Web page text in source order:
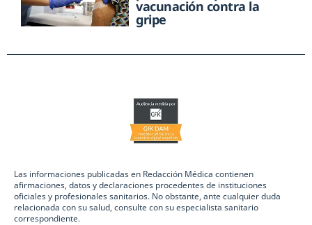
vacunación contra la
gripe
Las informaciones publicadas en Redacción Médica contienen
afirmaciones, datos y declaraciones procedentes de instituciones
oficiales y profesionales sanitarios. No obstante, ante cualquier duda
relacionada con su salud, consulte con su especialista sanitario
correspondiente.